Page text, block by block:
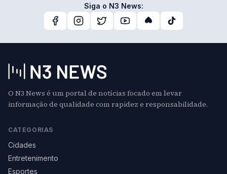
Siga o N3 News:
O N3 News é um portal de notícias focado em levar
informação de qualidade com rapidez e responsabilidade.
CATEGORIAS
Cidades
Entretenimento
Esportes